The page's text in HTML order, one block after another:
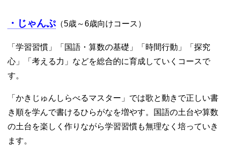
・じゃんぷ（5歳～6歳向けコース）
「学習習慣」「国語・算数の基礎」「時間行動」「探究
心」「考える力」などを総合的に育成していくコースで
す。
「かきじゅんしらべるマスター」では歌と動きで正しい書
き順を学んで書けるひらがなを増やす。国語の土台や算数
の土台を楽しく作りながら学習習慣も無理なく培っていき
ます。